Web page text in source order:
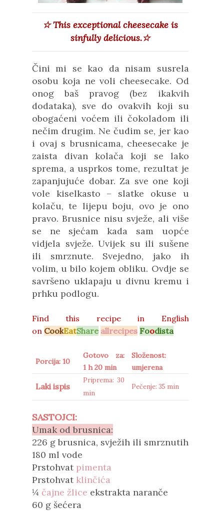
☆This exceptional cheesecake is
sinfully delicious.☆
Čini mi se kao da nisam susrela
osobu koja ne voli cheesecake. Od
onog baš pravog (bez ikakvih
dodataka), sve do ovakvih koji su
obogaćeni voćem ili čokoladom ili
nečim drugim. Ne čudim se, jer kao
i ovaj s brusnicama, cheesecake je
zaista divan kolača koji se lako
sprema, a usprkos tome, rezultat je
zapanjujuće dobar. Za sve one koji
vole kiselkasto – slatke okuse u
kolaču, te lijepu boju, ovo je ono
pravo. Brusnice nisu svježe, ali više
se ne sjećam kada sam uopće
vidjela svježe. Uvijek su ili sušene
ili smrznute. Svejedno, jako ih
volim, u bilo kojem obliku. Ovdje se
savršeno uklapaju u divnu kremu i
prhku podlogu.
Find this recipe in
English
on CookEatShare allrecipes Foodista
Porcija: 10
Gotovo za:
1 h 20 min
Složenost:
umjerena
Laki ispis
Priprema: 30
min
Pečenje: 35 min
SASTOJCI:
Umak od brusnica:
226 g brusnica, svježih ili smrznutih
180 ml vode
Prstohvat pimenta
Prstohvat klinčića
¼ čajne žlice ekstrakta naranče
60 g šećera